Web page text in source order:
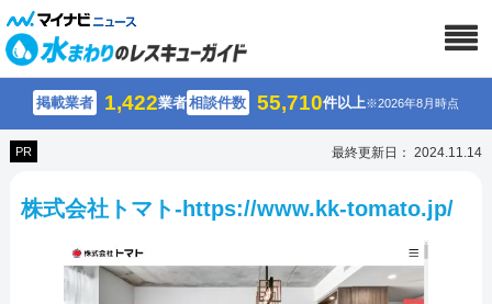
掲載業者 1,422業者相談件数 55,710件以上※2026年8月時点
PR 最終更新日： 2024.11.14
株式会社トマト-https://www.kk-tomato.jp/